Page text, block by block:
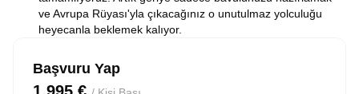
ve Avrupa Rüyası'yla çıkacağınız o unutulmaz yolculuğu
heyecanla beklemek kalıyor.
Başvuru Yap